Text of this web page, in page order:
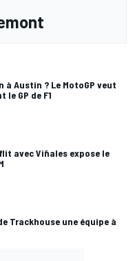
Austin ? Le MotoGP veut
GP de F1
avec Viñales expose le
Trackhouse une équipe à